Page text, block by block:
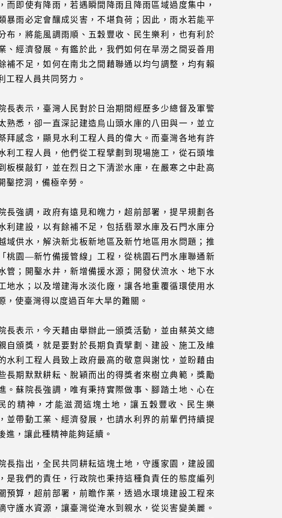
而即使有降雨，若遇瞬間降雨且降雨區域過度集中，
暴雨必定會釀成災害，不堪負荷；因此，雨水若能平
布，將能風調雨順、五穀豐收、民生樂利，也有利於
、經濟發展。有鑑於此，我們如何在旱澇之間妥善用
補不足，如何在南北之間藉聯通以均勻調整，均有賴
工程人員共同努力。
長表示，臺灣人民對於日治期間經歷多少總督及軍警
熟悉，卻一直深記建造烏山頭水庫的八田與一，並立
拜感念，顯見水利工程人員的偉大。而臺灣各地有許
利工程人員，他們從工程擘劃到現場施工，從石頭堆
板模敲釘，並在烈日之下清淤水庫，在嚴寒之中赴高
鑿挖洞，備極辛勞。
長強調，政府有遠見和魄力，超前部署，提早規劃各
利建設，以有餘補不足，包括翡翠水庫及石門水庫分
域供水，解決新北板新地區及新竹地區用水問題；推
桃園—新竹備援管線」工程，從桃園石門水庫聯通新
管；開鑿水井，新增備援水源；開發伏流水、地下水
地水；以及增建海水淡化廠，讓各地重覆循環使用水
，使臺灣得以度過百年大旱的難關。
長表示，今天藉由舉辦此一頒獎活動，並由蔡英文總
自頒獎，就是要對於長期負責擘劃、建設、施工及維
水利工程人員致上政府最高的敬意與謝忱，並盼藉由
長期默默耕耘、脫穎而出的得獎者來樹立典範，獎勵
。蘇院長強調，唯有秉持實際做事、腳踏土地、心在
的精神，才能滋潤這塊土地，讓五穀豐收、民生樂
並帶動工業、經濟發展，也請水利界的前輩們持續提
進，讓此種精神能夠延續。
長指出，全民共同耕耘這塊土地，守護家園，建設國
是我們的責任，行政院也秉持這種負責任的態度編列
預算，超前部署，前瞻作業，透過水環境建設工程來
守護水資源，讓臺灣從淹水到親水，從災害變美麗。